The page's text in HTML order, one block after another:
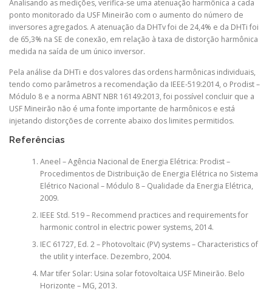
Analisando as medições, verifica-se uma atenuação harmônica a cada
ponto monitorado da USF Mineirão com o aumento do número de
inversores agregados. A atenuação da DHTv foi de 24,4% e da DHTi foi
de 65,3% na SE de conexão, em relação à taxa de distorção harmônica
medida na saída de um único inversor.
Pela análise da DHTi e dos valores das ordens harmônicas individuais,
tendo como parâmetros a recomendação da IEEE-519:2014, o Prodist –
Módulo 8 e a norma ABNT NBR 16149:2013, foi possível concluir que a
USF Mineirão não é uma fonte importante de harmônicos e está
injetando distorções de corrente abaixo dos limites permitidos.
Referências
Aneel – Agência Nacional de Energia Elétrica: Prodist –
Procedimentos de Distribuição de Energia Elétrica no Sistema
Elétrico Nacional – Módulo 8 – Qualidade da Energia Elétrica,
2009.
IEEE Std. 519 – Recommend practices and requirements for
harmonic control in electric power systems, 2014.
IEC 61727, Ed. 2 – Photovoltaic (PV) systems – Characteristics of
the utilit y interface. Dezembro, 2004.
Mar tifer Solar: Usina solar fotovoltaica USF Mineirão. Belo
Horizonte – MG, 2013.